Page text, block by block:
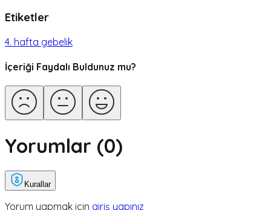
Etiketler
4. hafta gebelik
İçeriği Faydalı Buldunuz mu?
Yorumlar (0)
Kurallar
Yorum yapmak için giriş yapınız